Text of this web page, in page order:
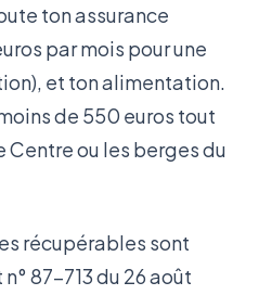
ton assurance
par mois pour une
et ton alimentation.
de 550 euros tout
Centre ou les berges du
récupérables sont
87-713 du 26 août